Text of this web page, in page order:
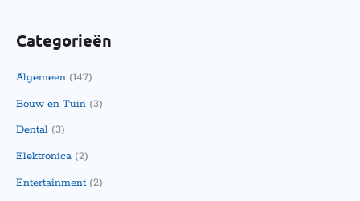
Categorieën
Algemeen (147)
Bouw en Tuin (3)
Dental (3)
Elektronica (2)
Entertainment(2)